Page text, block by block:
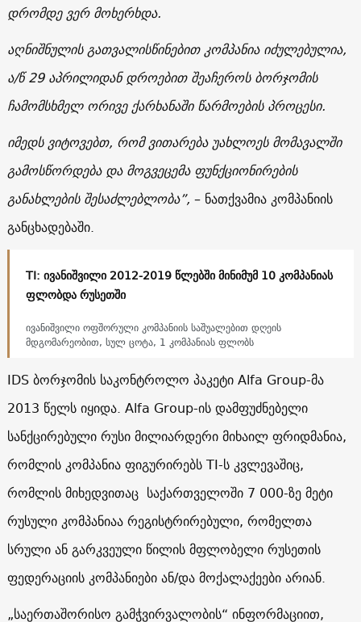
დრომდე ვერ მოხერხდა.
აღნიშნულის გათვალისწინებით კომპანია იძულებულია,
ა/წ 29 აპრილიდან დროებით შეაჩეროს ბორჯომის
ჩამომსხმელ ორივე ქარხანაში წარმოების პროცესი.
იმედს ვიტოვებთ, რომ ვითარება უახლოეს მომავალში
გამოსწორდება და მოგვეცემა ფუნქციონირების
განახლების შესაძლებლობა”, – ნათქვამია კომპანიის
განცხადებაში.
TI: ივანიშვილი 2012-2019 წლებში მინიმუმ 10 კომპანიას
ფლობდა რუსეთში
ივანიშვილი ოფშორული კომპანიის საშუალებით დღეის
მდგომარეობით, სულ ცოტა, 1 კომპანიას ფლობს
IDS ბორჯომის საკონტროლო პაკეტი Alfa Group-მა
2013 წელს იყიდა. Alfa Group-ის დამფუძნებელი
სანქცირებული რუსი მილიარდერი მიხაილ ფრიდმანია,
რომლის კომპანია ფიგურირებს TI-ს კვლევაშიც,
რომლის მიხედვითაც საქართველოში 7 000-ზე მეტი
რუსული კომპანიაა რეგისტრირებული, რომელთა
სრული ან გარკვეული წილის მფლობელი რუსეთის
ფედერაციის კომპანიები ან/და მოქალაქეები არიან.
„საერთაშორისო გამჭვირვალობის“ ინფორმაციით,